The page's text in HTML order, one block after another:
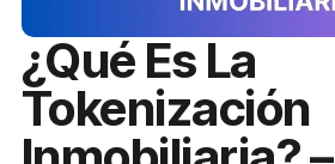
¿Qué Es La
Tokenización